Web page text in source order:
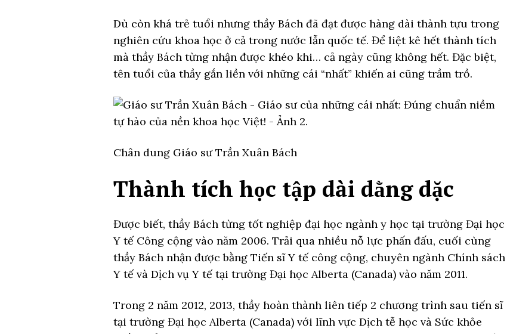
Dù còn khá trẻ tuổi nhưng thầy Bách đã đạt được hàng dài thành tựu trong
nghiên cứu khoa học ở cả trong nước lẫn quốc tế. Để liệt kê hết thành tích
mà thầy Bách từng nhận được khéo khi… cả ngày cũng không hết. Đặc biệt,
tên tuổi của thầy gắn liền với những cái “nhất” khiến ai cũng trầm trồ.
Chân dung Giáo sư Trần Xuân Bách
Thành tích học tập dài dằng dặc
Được biết, thầy Bách từng tốt nghiệp đại học ngành y học tại trường Đại học
Y tế Công cộng vào năm 2006. Trải qua nhiều nỗ lực phấn đấu, cuối cùng
thầy Bách nhận được bằng Tiến sĩ Y tế công cộng, chuyên ngành Chính sách
Y tế và Dịch vụ Y tế tại trường Đại học Alberta (Canada) vào năm 2011.
Trong 2 năm 2012, 2013, thầy hoàn thành liên tiếp 2 chương trình sau tiến sĩ
tại trường Đại học Alberta (Canada) với lĩnh vực Dịch tễ học và Sức khỏe